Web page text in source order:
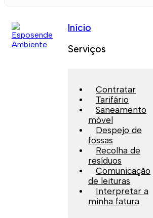
Início
Serviços
Contratar
Tarifário
Saneamento
móvel
Despejo de
fossas
Recolha de
resíduos
Comunicação
de leituras
Interpretar a
minha fatura